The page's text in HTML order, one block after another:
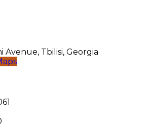
Avenue, Tbilisi, Georgia